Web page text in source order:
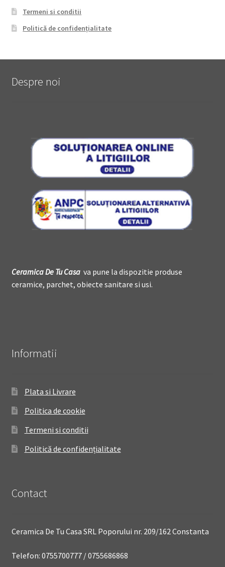
Termeni si conditii
Politică de confidențialitate
Despre noi
Ceramica DeTu Casava pune la dispozitie produse
ceramice, parchet, obiecte sanitare si usi.
Informatii
Plata si Livrare
Politica de cookie
Termeni si conditii
Politică de confidențialitate
Contact
Ceramica De Tu Casa SRL Poporului nr. 209/162 Constanta
Telefon: 0755700777 / 0755686868